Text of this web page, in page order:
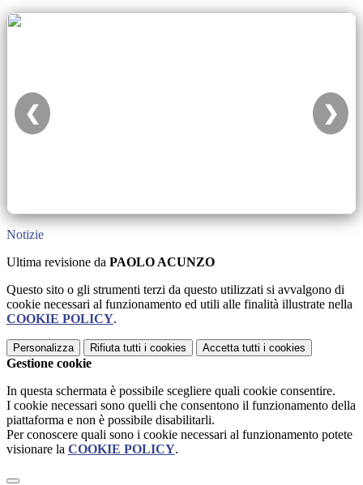
❮ ❯
Notizie
Ultima revisione da PAOLO ACUNZO
Questo sito o gli strumenti terzi da questo utilizzati si avvalgono di
cookie necessari al funzionamento ed utili alle finalità illustrate nella
COOKIE POLICY.
Personalizza Rifiuta tutti i cookies Accetta tutti i cookies
Gestione cookie
In questa schermata è possibile scegliere quali cookie consentire.
I cookie necessari sono quelli che consentono il funzionamento della
piattaforma e non è possibile disabilitarli.
Per conoscere quali sono i cookie necessari al funzionamento potete
visionare la COOKIE POLICY.